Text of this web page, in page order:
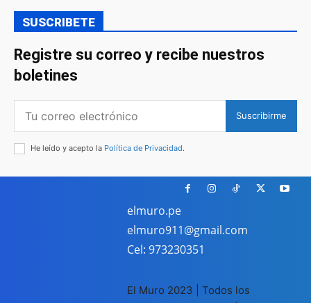
SUSCRIBETE
Registre su correo y recibe nuestros
boletines
Suscribirme
He leído y acepto la Política de Privacidad.
elmuro.pe
elmuro911@gmail.com
Cel: 973230351
El Muro 2023 | Todos los